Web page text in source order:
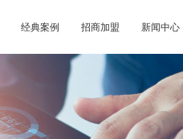
经典案例 招商加盟 新闻中心